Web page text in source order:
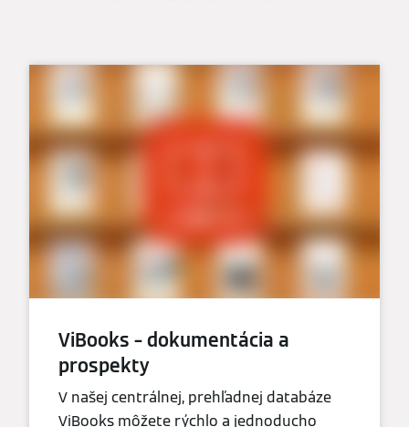
ViBooks – dokumentácia a
prospekty
V našej centrálnej, prehľadnej databáze
ViBooks môžete rýchlo a jednoducho